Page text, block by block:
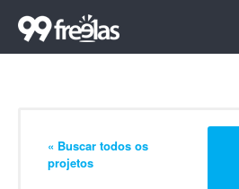
« Buscar todos os
projetos